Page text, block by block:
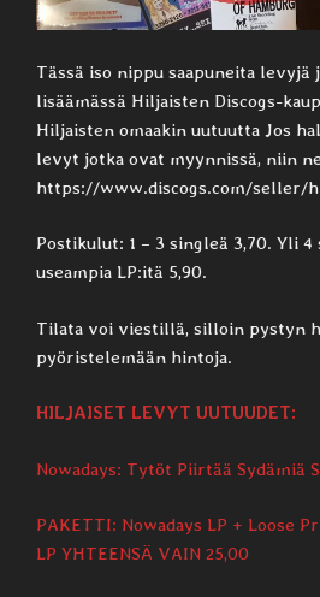
Tässä iso nippu saapuneita
lisäämässä Hiljaisten Discogs-
Hiljaisten omaakin uutuutta Jos
levyt jotka ovat myynnissä, niin
https://www.discogs.com/seller/
Postikulut: 1 – 3 singleä 3,70. Yli
useampia LP:itä 5,90.
Tilata voi viestillä, silloin pystyn
pyöristelemään hintoja.
HILJAISET LEVYT UUTUUDET:
Nowadays: Tytöt Piirtää Sydämiä
PAKETTI: Nowadays LP + Loose
LP YHTEENSÄ VAIN 25,00